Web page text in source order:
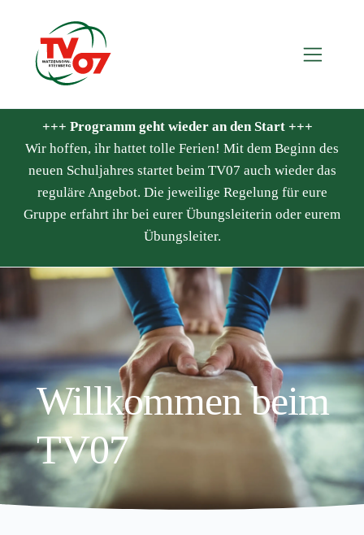
+++ Programm geht wieder an den Start +++
Wir hoffen, ihr hattet tolle Ferien! Mit dem Beginn des
neuen Schuljahres startet beim TV07 auch wieder das
reguläre Angebot. Die jeweilige Regelung für eure
Gruppe erfahrt ihr bei eurer Übungsleiterin oder eurem
Übungsleiter.
Willkommen beim
TV07